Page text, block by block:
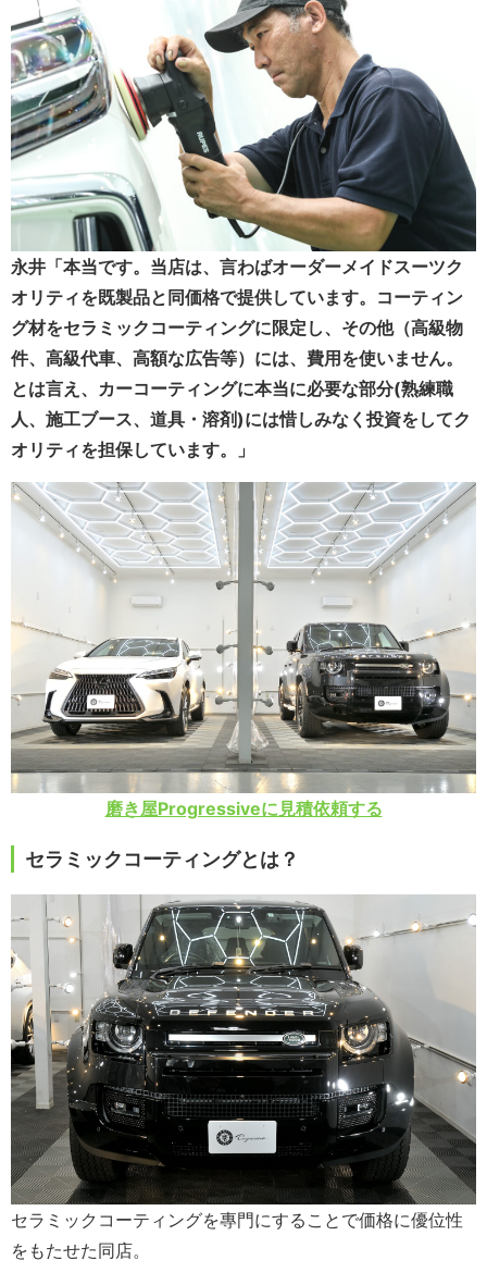
永井「本当です。当店は、言わばオーダーメイドスーツク
オリティを既製品と同価格で提供しています。コーティン
グ材をセラミックコーティングに限定し、その他（高級物
件、高級代車、高額な広告等）には、費用を使いません。
とは言え、カーコーティングに本当に必要な部分(熟練職
人、施工ブース、道具・溶剤)には惜しみなく投資をしてク
オリティを担保しています。」
磨き屋Progressiveに見積依頼する
セラミックコーティングとは？
セラミックコーティングを專門にすることで価格に優位性
をもたせた同店。